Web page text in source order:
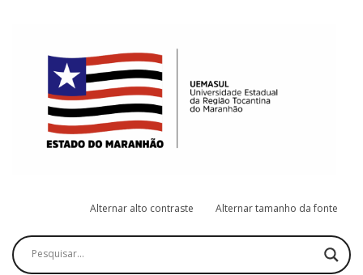
Alternar alto contraste Alternar tamanho da fonte
Pesquisar